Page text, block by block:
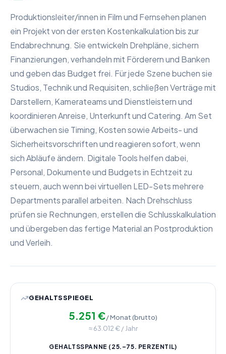
Produktionsleiter/innen in Film und Fernsehen planen
ein Projekt von der ersten Kostenkalkulation bis zur
Endabrechnung. Sie entwickeln Drehpläne, sichern
Finanzierungen, verhandeln mit Förderern und Banken
und geben das Budget frei. Für jede Szene buchen sie
Studios, Technik und Requisiten, schließen Verträge mit
Darstellern, Kamerateams und Dienstleistern und
koordinieren Anreise, Unterkunft und Catering. Am Set
überwachen sie Timing, Kosten sowie Arbeits- und
Sicherheitsvorschriften und reagieren sofort, wenn
sich Abläufe ändern. Digitale Tools helfen dabei,
Personal, Dokumente und Budgets in Echtzeit zu
steuern, auch wenn bei virtuellen LED-Sets mehrere
Departments parallel arbeiten. Nach Drehschluss
prüfen sie Rechnungen, erstellen die Schlusskalkulation
und übergeben das fertige Material an Postproduktion
und Verleih.
GEHALTSSPIEGEL
5.251 €/ Monat (brutto)
≈63.012€ / Jahr
GEHALTSSPANNE (25.–75. PERZENTIL)